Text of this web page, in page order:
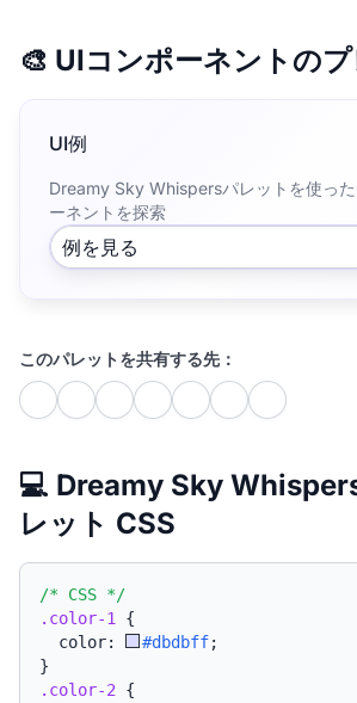
🎨 UIコンポーネントの
UI例
Dreamy Sky Whispersパレットを使っ
ーネントを探索
例を見る
このパレットを共有する先：
💻 Dreamy Sky
レット CSS
/* CSS */
.color-1
{
  color:
#dbdbff;
}
.color-2 {